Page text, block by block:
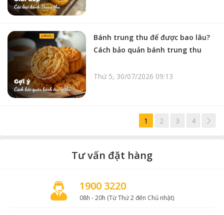
Bánh trung thu để được bao lâu?
Cách bảo quản bánh trung thu
Thứ 5, 30/07/2026 09:13
1 2 3 4 >
Tư vấn đặt hàng
1900 3220
08h - 20h (Từ Thứ 2 đến Chủ nhật)